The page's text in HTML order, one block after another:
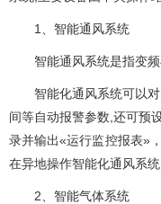
1、智能通风系统
智能通风系统是指变频与变
智能化通风系统可以对大楼
间等自动报警参数,还可预
录并输出«运行监控报表»
在异地操作智能化通风系统,
2、智能气体系统